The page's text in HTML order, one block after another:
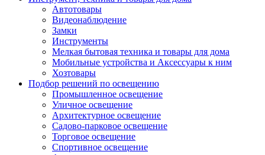
Автотовары
Видеонаблюдение
Замки
Инструменты
Мелкая бытовая техника и товары для дома
Мобильные устройства и Аксессуары к ним
Хозтовары
Подбор решений по освещению
Промышленное освещение
Уличное освещение
Архитектурное освещение
Садово-парковое освещение
Торговое освещение
Спортивное освещение